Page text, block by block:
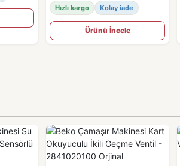
Hızlı kargo Kolay iade
Ürünü İncele